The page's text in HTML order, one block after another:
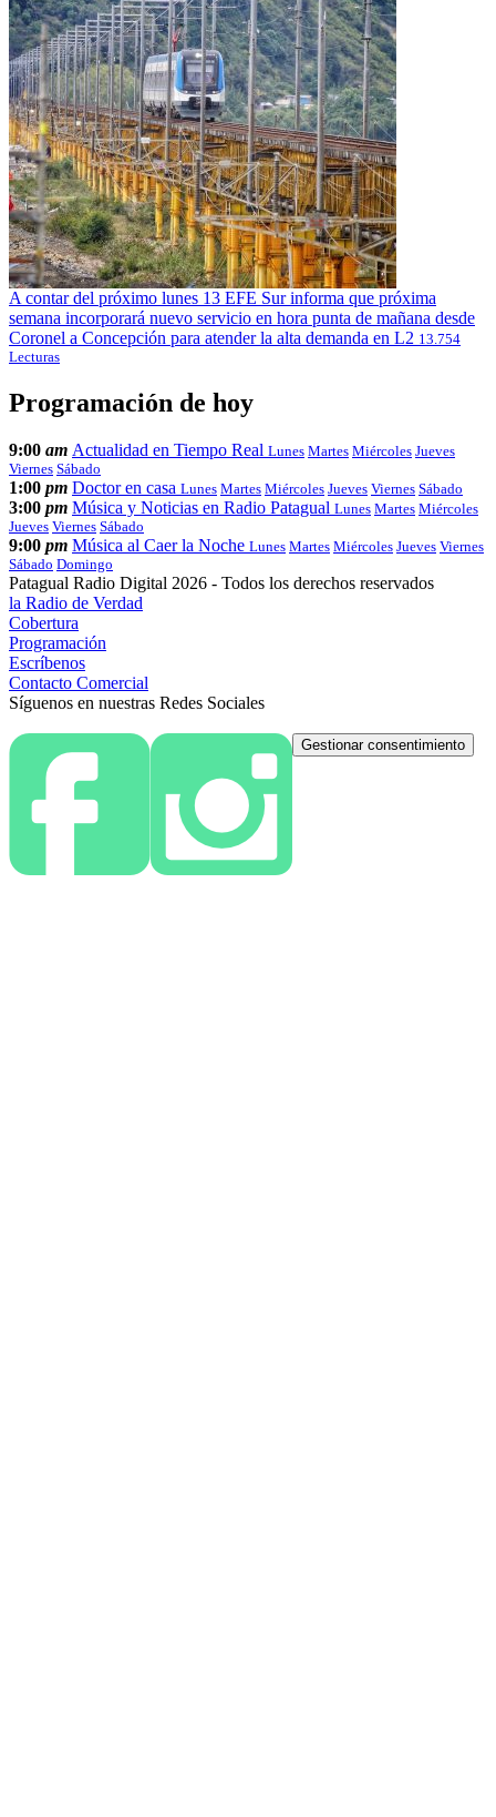
A contar del próximo lunes 13 EFE Sur informa que próxima
semana incorporará nuevo servicio en hora punta de mañana desde
Coronel a Concepción para atender la alta demanda en L2 13.754
Lecturas
Programación de hoy
9:00 am Actualidad en Tiempo Real Lunes Martes Miércoles Jueves
Viernes Sábado
1:00 pm Doctor en casa Lunes Martes Miércoles Jueves Viernes Sábado
3:00 pm Música y Noticias en Radio Patagual Lunes Martes Miércoles
Jueves Viernes Sábado
9:00 pm Música al Caer la Noche Lunes Martes Miércoles Jueves Viernes
Sábado Domingo
Patagual Radio Digital 2026 - Todos los derechos reservados
la Radio de Verdad
Cobertura
Programación
Escríbenos
Contacto Comercial
Síguenos en nuestras Redes Sociales
Gestionar consentimiento